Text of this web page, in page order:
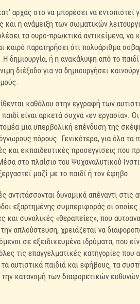
αρχάς στο να μπορέσει να
η ανάμειξη των σωματικών
τα ουρο-πρωκτικά αντικείμενα, να
καιρό παρατηρήσει ότι πολυάριθμα
δημιουργία, ή η ανακάλυψη από το
διέξοδο για να δημιουργήσει
καθόλου στην εγγραφή των
είναι αρκετά συχνά «εν εργασία».
μια υπερβολική επένδυση της
πόρους. Γενικότερα, για όλα τα
και εκπαιδευτικές προσεγγίσεις που
στο πλαίσιο του Ψυχαναλυτικού
μαζί με το παιδί ή τον έφηβο.
αντιτάσσονται δυναμικά απέναντι
εξαρτημένης συμπεριφοράς οι
και συνολικές «θεραπείες», που
απλούστευση, χρειάζεται να
σε εξειδικευμένα ιδρύματα, που
τις επαγγελματικές κατηγορίες που
αυτιστικά παιδιά και εφήβους, τα
κατανομή των διαφορετικών